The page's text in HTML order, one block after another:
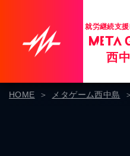
就労継続支
西
HOME メタゲーム西中島